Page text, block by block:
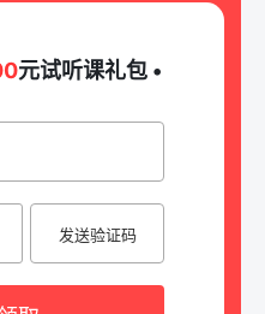
元试听课礼包 •
发送验证码